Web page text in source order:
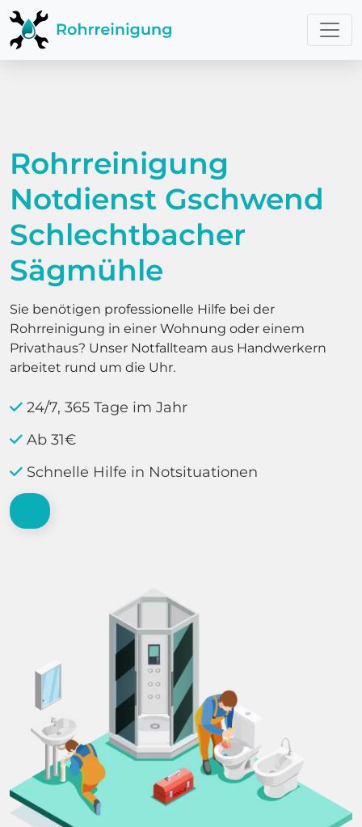
Rohrreinigung
Notdienst Gschwend
Schlechtbacher
Sägmühle
Sie benötigen professionelle Hilfe bei der
Rohrreinigung in einer Wohnung oder einem
Privathaus? Unser Notfallteam aus Handwerkern
arbeitet rund um die Uhr.
24/7, 365 Tage im Jahr
Ab 31€
Schnelle Hilfe in Notsituationen